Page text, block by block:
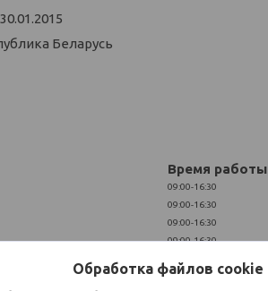
Беларусь
Время работы
09:00-16:30
09:00-16:30
09:00-16:30
09:00-16:30
Выходной
Обработка файлов cookie